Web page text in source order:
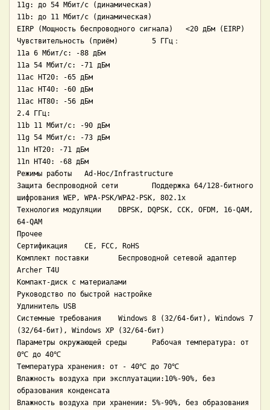
11g: до 54 Мбит/с (динамическая)
11b: до 11 Мбит/с (динамическая)
EIRP (Мощность беспроводного сигнала)	<20 дБм (EIRP)
Чувствительность (приём)	5 ГГц：
11a 6 Мбит/с: -88 дБм
11a 54 Мбит/с: -71 дБм
11ac HT20: -65 дБм
11ac HT40: -60 дБм
11ac HT80: -56 дБм
2.4 ГГц:
11b 11 Мбит/с: -90 дБм
11g 54 Мбит/с: -73 дБм
11n HT20: -71 дБм
11n HT40: -68 дБм
Режимы работы	Ad-Hoc/Infrastructure
Защита беспроводной сети	Поддержка 64/128-битного
шифрования WEP, WPA-PSK/WPA2-PSK, 802.1x
Технология модуляции	DBPSK, DQPSK, CCK, OFDM, 16-QAM,
64-QAM
Прочее
Сертификация	CE, FCC, RoHS
Комплект поставки	Беспроводной сетевой адаптер
Archer T4U
Компакт-диск с материалами
Руководство по быстрой настройке
Удлинитель USB
Системные требования	Windows 8 (32/64-бит), Windows 7
(32/64-бит), Windows XP (32/64-бит)
Параметры окружающей среды	Рабочая температура: от
0℃ до 40℃
Температура хранения: от - 40℃ до 70℃
Влажность воздуха при эксплуатации:10%-90%, без
образования конденсата
Влажность воздуха при хранении: 5%-90%, без образования